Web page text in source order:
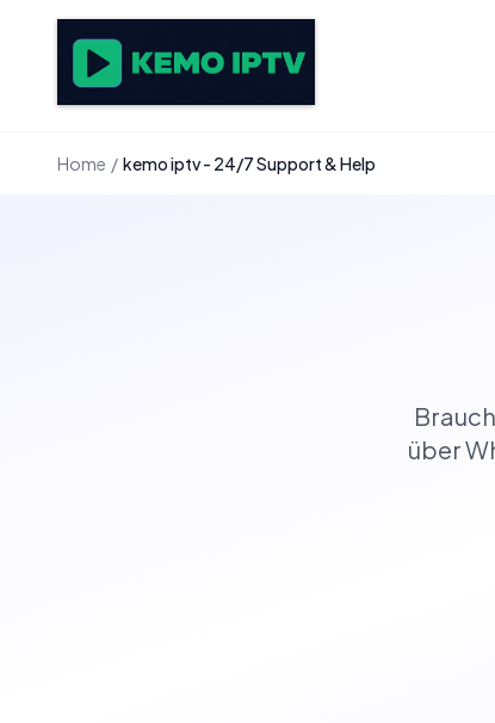
Home / kemo iptv - 24/7 Support & Help
über